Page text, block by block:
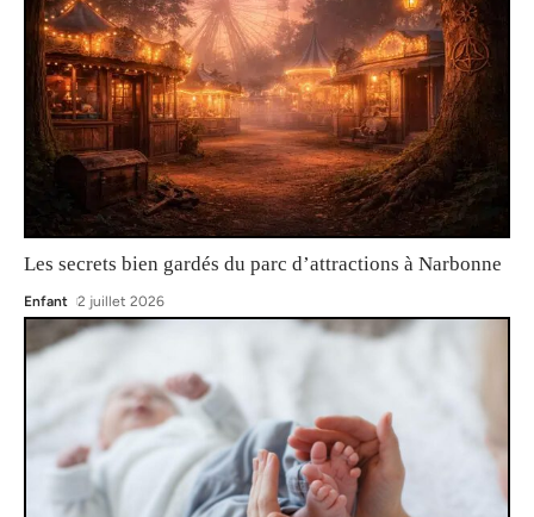
Les secrets bien gardés du parc d’attractions à Narbonne
Enfant 2 juillet 2026